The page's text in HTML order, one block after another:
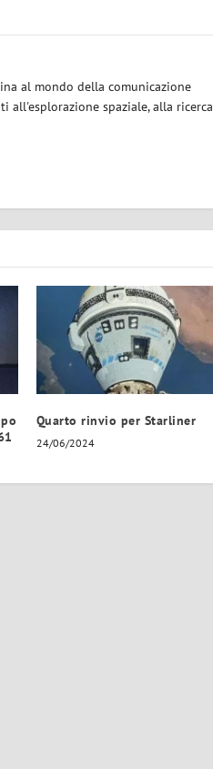
al mondo della comunicazione
all'esplorazione spaziale, alla ricerca
Quarto rinvio per Starliner
24/06/2024